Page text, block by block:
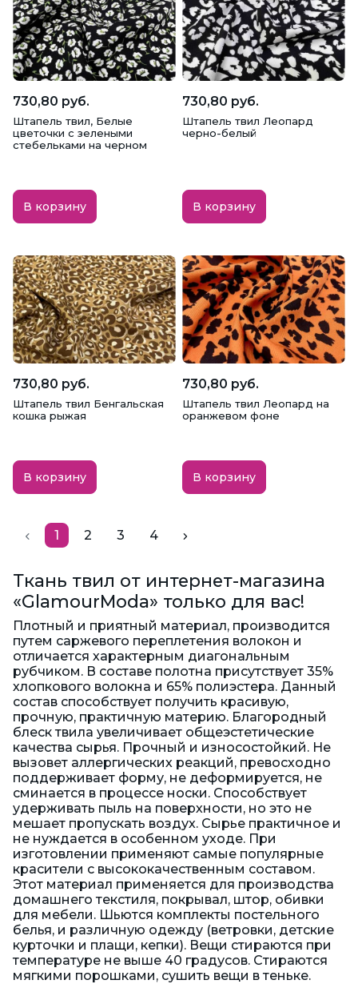
730,80 руб.
Штапель твил, Белые
цветочки с зелеными
стебельками на черном
В корзину
730,80 руб.
Штапель твил Леопард
черно-белый
В корзину
730,80 руб.
Штапель твил Бенгальская
кошка рыжая
В корзину
730,80 руб.
Штапель твил Леопард на
оранжевом фоне
В корзину
1 2 3 4
Ткань твил от интернет-магазина
«GlamourModa» только для вас!
Плотный и приятный материал, производится
путем саржевого переплетения волокон и
отличается характерным диагональным
рубчиком. В составе полотна присутствует 35%
хлопкового волокна и 65% полиэстера. Данный
состав способствует получить красивую,
прочную, практичную материю. Благородный
блеск твила увеличивает общеэстетические
качества сырья. Прочный и износостойкий. Не
вызовет аллергических реакций, превосходно
поддерживает форму, не деформируется, не
сминается в процессе носки. Способствует
удерживать пыль на поверхности, но это не
мешает пропускать воздух. Сырье практичное и
не нуждается в особенном уходе. При
изготовлении применяют самые популярные
красители с высококачественным составом.
Этот материал применяется для производства
домашнего текстиля, покрывал, штор, обивки
для мебели. Шьются комплекты постельного
белья, и различную одежду (ветровки, детские
курточки и плащи, кепки). Вещи стираются при
температуре не выше 40 градусов. Стираются
мягкими порошками, сушить вещи в теньке.